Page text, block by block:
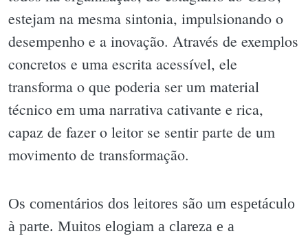
estejam na mesma sintonia, impulsionando o
desempenho e a inovação. Através de exemplos
concretos e uma escrita acessível, ele
transforma o que poderia ser um material
técnico em uma narrativa cativante e rica,
capaz de fazer o leitor se sentir parte de um
movimento de transformação.
Os comentários dos leitores são um espetáculo
à parte. Muitos elogiam a clareza e a